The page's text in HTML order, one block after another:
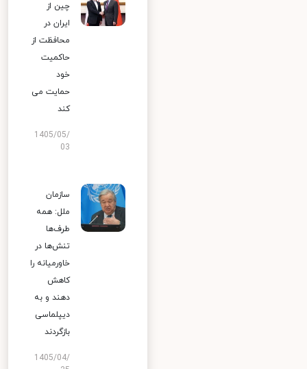
چین از
ایران در
محافظت از
حاکمیت
خود
حمایت می
کند
1405/05/
03
سازمان
ملل: همه
طرف‌ها
تنش‌ها در
خاورمیانه را
کاهش
دهند و به
دیپلماسی
بازگردند
1405/04/